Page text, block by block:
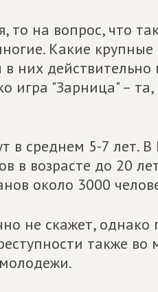
то на вопрос, что
Какие
них действительно
игра "Зарница" –
среднем 5-7 лет. В
в возрасте до 20
около 3000
не скажет, однако
также во